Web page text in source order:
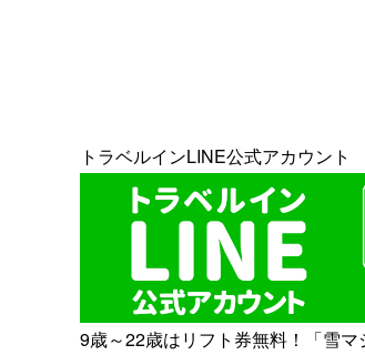
トラベルインLINE公式アカウント
9歳～22歳はリフト券無料！「雪マ